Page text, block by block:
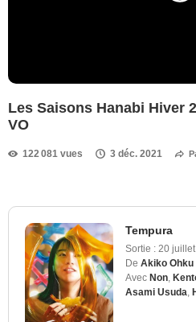
Les Saisons Hanabi Hiver
VO
122 081 vues 3 déc. 2021
Tempura
Sortie : 20
De Akiko Ohku
Avec Non
Asami Usuda